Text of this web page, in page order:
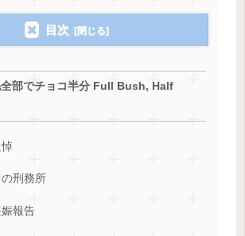
目次
全部でチョコ半分 Full Bush, Half
刑務所
報告